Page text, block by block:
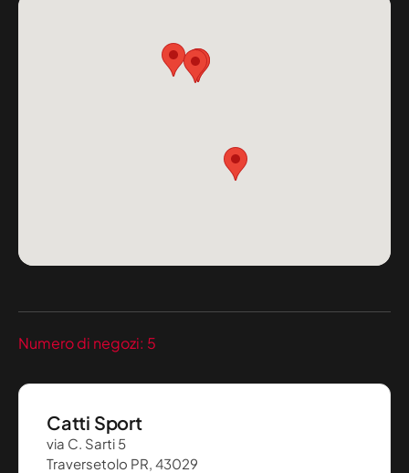
Numero di negozi: 5
Catti Sport
via C. Sarti 5
Traversetolo PR, 43029